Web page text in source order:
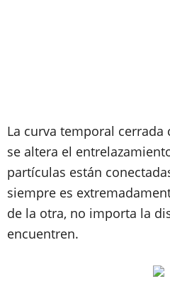
La curva temporal
se altera el
partículas están
siempre es
de la otra, no importa la
encuentren.